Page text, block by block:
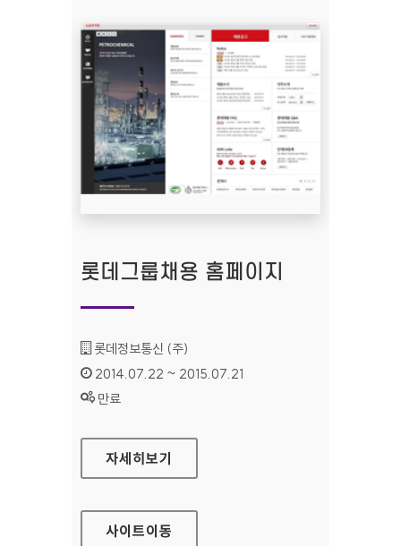
롯데그룹채용 홈페이지
기관명 :
롯데정보통신 (주)
인증기간 :
2014.07.22 ~ 2015.07.21
상태 :
만료
롯데그룹채용 홈페이지
자세히보기
사이트이동